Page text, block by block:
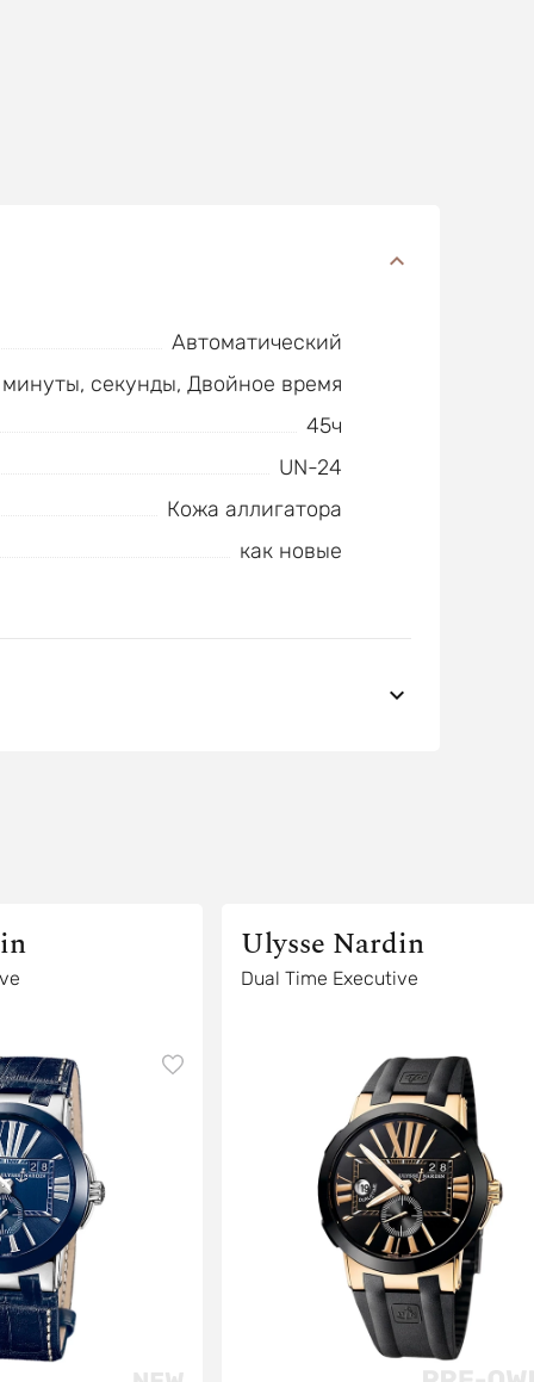
Автоматический
секунды, Двойное время
45ч
UN-24
Кожа аллигатора
как новые
Ulysse Nardin
Dual Time Executive